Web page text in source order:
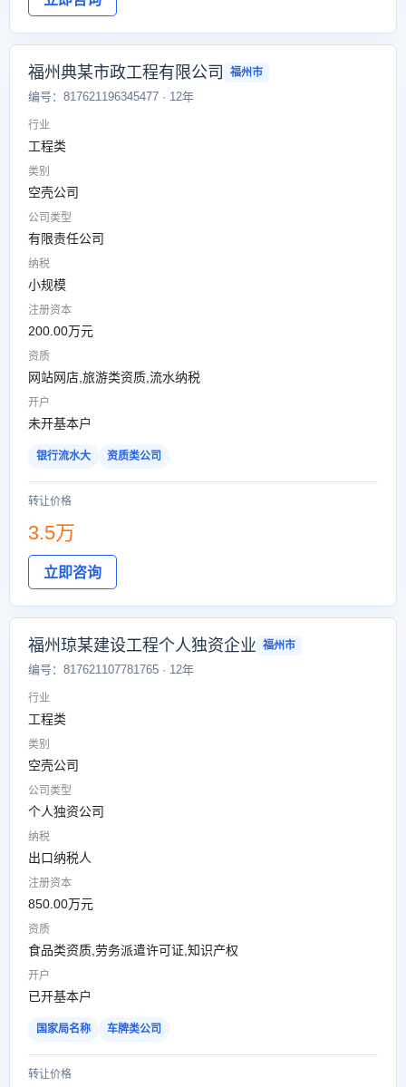
福州典某市政工程有限公司 福州市
编号：817621196345477 · 12年
行业
工程类
类别
空壳公司
公司类型
有限责任公司
纳税
小规模
注册资本
200.00万元
资质
网站网店,旅游类资质,流水纳税
开户
未开基本户
银行流水大 资质类公司
转让价格
3.5万
立即咨询
福州琼某建设工程个人独资企业 福州市
编号：817621107781765 · 12年
行业
工程类
类别
空壳公司
公司类型
个人独资公司
纳税
出口纳税人
注册资本
850.00万元
资质
食品类资质,劳务派遣许可证,知识产权
开户
已开基本户
国家局名称 车牌类公司
转让价格